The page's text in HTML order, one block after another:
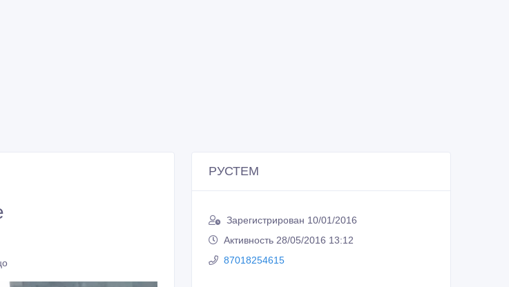
РУСТЕМ
Зарегистрирован 10/01/2016
Активность 28/05/2016 13:12
87018254615